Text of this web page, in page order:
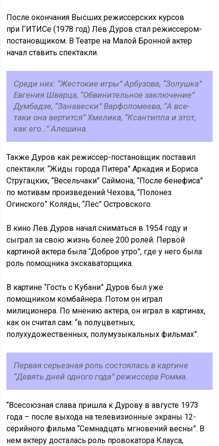
После окончания Высших режиссерских курсов
при ГИТИСе (1978 год) Лев Дуров стал режиссером-
постановщиком. В Театре на Малой Бронной актер
начал ставить спектакли.
Среди них: “Жестокие игры” Арбузова, “Золушка”
Евгения Шварца, “Обвинительное заключение”
Думбадзе, “Занавески” Варфоломеева, “А все-
таки она вертится” Хмелика, “Ксантиппа и этот,
как его…” Алешина.
Также Дуров как режиссер-постановщик поставил
спектакли: “Жиды города Питера” Аркадия и Бориса
Стругацких, “Весельчаки” Саймона, “После бенефиса”
по мотивам произведений Чехова, “Полонез
Огинского” Коляды, “Лес” Островского.
В кино Лев Дуров начал сниматься в 1954 году и
сыграл за свою жизнь более 200 ролей. Первой
картиной актера была “Доброе утро”, где у него была
роль помощника экскаваторщика.
В картине “Гость с Кубани” Дуров был уже
помощником комбайнера. Потом он играл
милиционера. По мнению актера, он играл в картинах,
как он считал сам: “в полуцветных,
полухудожественных, полумузыкальных фильмах”.
Первая серьезная роль состоялась в картине
“Девять дней одного года” режиссера Ромма.
“Всесоюзная слава пришла к Дурову в августе 1973
года – после выхода на телевизионные экраны 12-
серийного фильма “Семнадцать мгновений весны”. В
нем актеру досталась роль провокатора Клауса,